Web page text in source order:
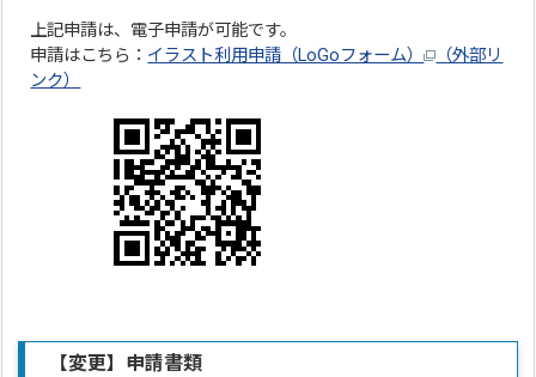
上記申請は、電子申請が可能です。
申請はこちら： イラスト利用申請（LoGoフォーム）
（外部リ
ンク）
【変更】申請書類